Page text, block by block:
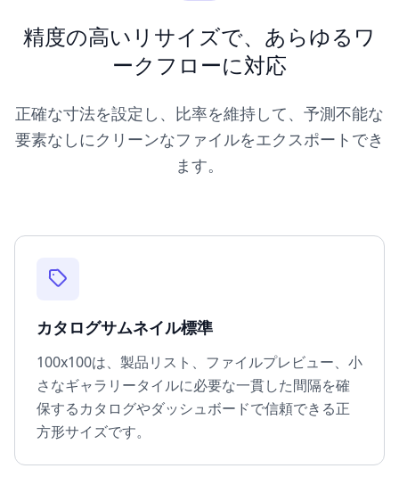
精度の高いリサイズで、あらゆるワ
ークフローに対応
正確な寸法を設定し、比率を維持して、予測不能な
要素なしにクリーンなファイルをエクスポートでき
ます。
カタログサムネイル標準
100x100は、製品リスト、ファイルプレビュー、小
さなギャラリータイルに必要な一貫した間隔を確
保するカタログやダッシュボードで信頼できる正
方形サイズです。